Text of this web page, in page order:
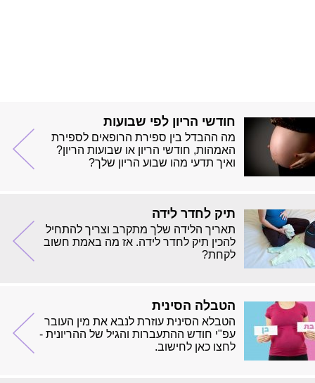
חודשי הריון לפי שבועות
מה ההבדל בין ספירת הרופאים לספירת
האמהות, חודשי הריון או שבועות הריון?
ואיך תדעי מהו שבוע הריון שלך?
תיק לחדר לידה
תאריך הלידה שלך מתקרב וצריך להתחיל
להכין תיק לחדר לידה. אז מה באמת חשוב
לקחת?
הטבלה הסינית
הטבלא הסינית עוזרת לנבא את מין העובר
עפ"י חודש ההתעברות והגיל של ההריונית -
לחצו כאן לחישוב.